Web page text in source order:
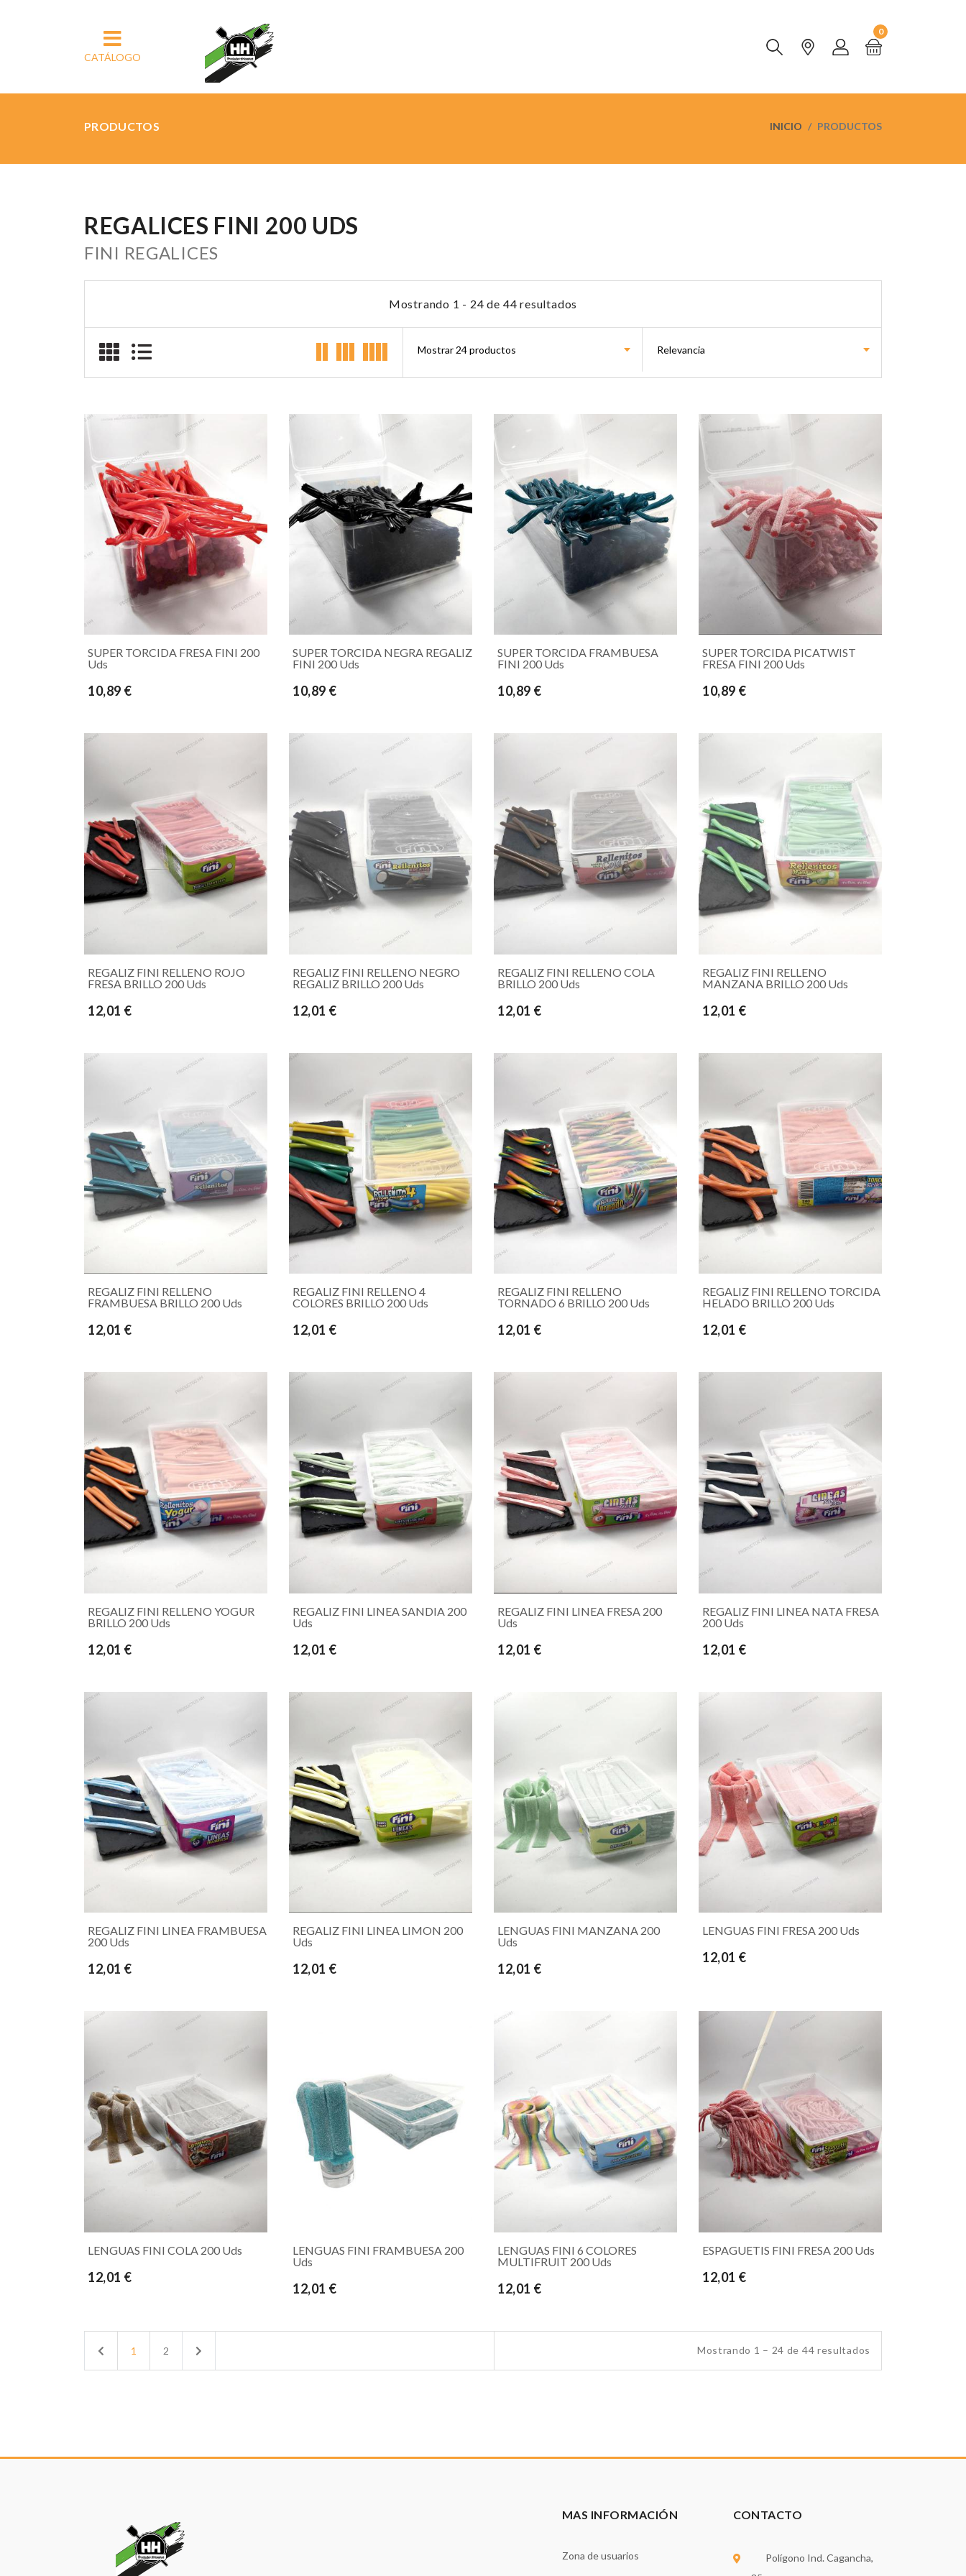
CATÁLOGO
0
PRODUCTOS INICIO PRODUCTOS
REGALICES FINI 200 UDS
FINI REGALICES
Mostrando 1 - 24 de 44 resultados
SUPER TORCIDA FRESA FINI 200
Uds
10,89 €
SUPER TORCIDA NEGRA REGALIZ
FINI 200 Uds
10,89 €
SUPER TORCIDA FRAMBUESA
FINI 200 Uds
10,89 €
SUPER TORCIDA PICATWIST
FRESA FINI 200 Uds
10,89 €
REGALIZ FINI RELLENO ROJO
FRESA BRILLO 200 Uds
12,01 €
REGALIZ FINI RELLENO NEGRO
REGALIZ BRILLO 200 Uds
12,01 €
REGALIZ FINI RELLENO COLA
BRILLO 200 Uds
12,01 €
REGALIZ FINI RELLENO
MANZANA BRILLO 200 Uds
12,01 €
REGALIZ FINI RELLENO
FRAMBUESA BRILLO 200 Uds
12,01 €
REGALIZ FINI RELLENO 4
COLORES BRILLO 200 Uds
12,01 €
REGALIZ FINI RELLENO
TORNADO 6 BRILLO 200 Uds
12,01 €
REGALIZ FINI RELLENO TORCIDA
HELADO BRILLO 200 Uds
12,01 €
REGALIZ FINI RELLENO YOGUR
BRILLO 200 Uds
12,01 €
REGALIZ FINI LINEA SANDIA 200
Uds
12,01 €
REGALIZ FINI LINEA FRESA 200
Uds
12,01 €
REGALIZ FINI LINEA NATA FRESA
200 Uds
12,01 €
REGALIZ FINI LINEA FRAMBUESA
200 Uds
12,01 €
REGALIZ FINI LINEA LIMON 200
Uds
12,01 €
LENGUAS FINI MANZANA 200
Uds
12,01 €
LENGUAS FINI FRESA 200 Uds
12,01 €
LENGUAS FINI COLA 200 Uds
12,01 €
LENGUAS FINI FRAMBUESA 200
Uds
12,01 €
LENGUAS FINI 6 COLORES
MULTIFRUIT 200 Uds
12,01 €
ESPAGUETIS FINI FRESA 200 Uds
12,01 €
Previous
1 2 Mostrando 1 – 24 de 44 resultados
MAS INFORMACIÓN
Zona de usuarios
CONTACTO
Polígono Ind. Cagancha,